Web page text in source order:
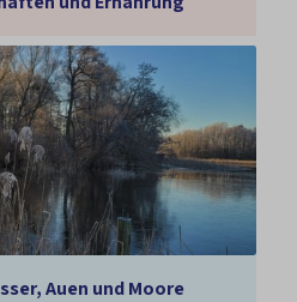
Auen und Moore